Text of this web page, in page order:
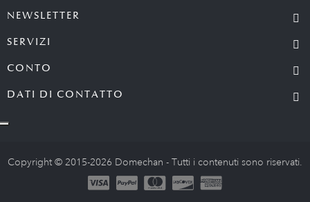
NEWSLETTER
SERVIZI
CONTO
DATI DI CONTATTO
Copyright © 2015-2026 Domechan - Tutti i contenuti sono riservati.